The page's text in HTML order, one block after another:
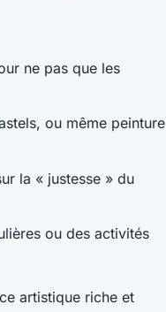
ne pas que les
ou même peinture
la « justesse » du
ou des activités
artistique riche et